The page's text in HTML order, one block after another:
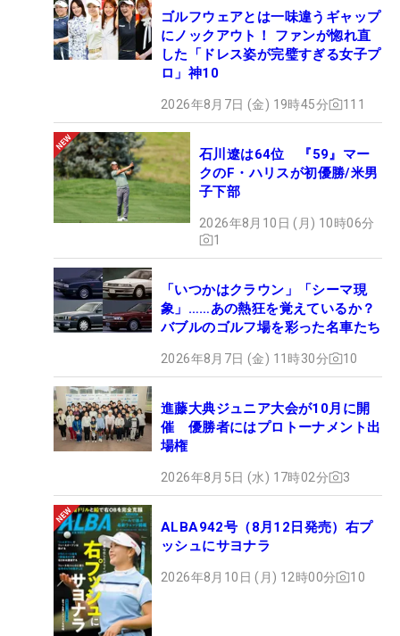
ゴルフウェアとは一味違うギャップ
にノックアウト！ ファンが惚れ直
した「ドレス姿が完璧すぎる女子プ
ロ」神10
2026年8月7日 (金) 19時45分 111
石川遼は64位 『59』マー
クのF・ハリスが初優勝/米男
子下部
2026年8月10日 (月) 10時06分
1
「いつかはクラウン」「シーマ現
象」……あの熱狂を覚えているか？
バブルのゴルフ場を彩った名車たち
2026年8月7日 (金) 11時30分 10
進藤大典ジュニア大会が10月に開
催 優勝者にはプロトーナメント出
場権
2026年8月5日 (水) 17時02分 3
ALBA942号（8月12日発売）右プ
ッシュにサヨナラ
2026年8月10日 (月) 12時00分 10